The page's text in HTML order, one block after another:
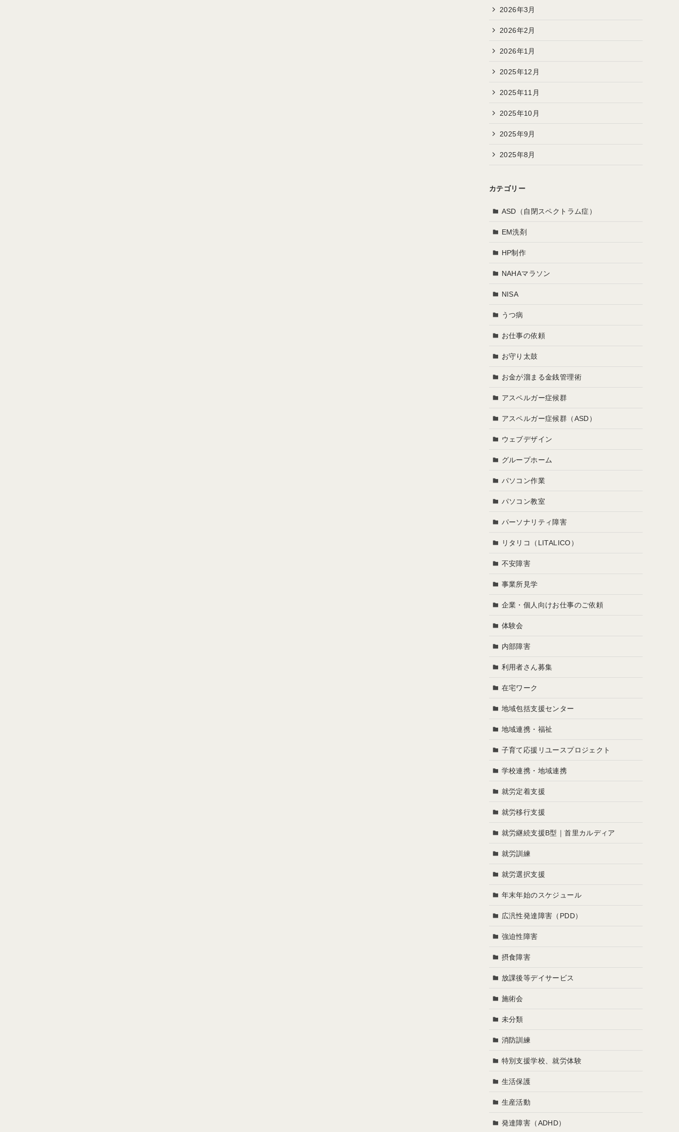
2026年3月
2026年2月
2026年1月
2025年12月
2025年11月
2025年10月
2025年9月
2025年8月
カテゴリー
ASD（自閉スペクトラム症）
EM洗剤
HP制作
NAHAマラソン
NISA
うつ病
お仕事の依頼
お守り太鼓
お金が溜まる金銭管理術
アスペルガー症候群
アスペルガー症候群（ASD）
ウェブデザイン
グループホーム
パソコン作業
パソコン教室
パーソナリティ障害
リタリコ（LITALICO）
不安障害
事業所見学
企業・個人向けお仕事のご依頼
体験会
内部障害
利用者さん募集
在宅ワーク
地域包括支援センター
地域連携・福祉
子育て応援リユースプロジェクト
学校連携・地域連携
就労定着支援
就労移行支援
就労継続支援B型｜首里カルディア
就労訓練
就労選択支援
年末年始のスケジュール
広汎性発達障害（PDD）
強迫性障害
摂食障害
放課後等デイサービス
施術会
未分類
消防訓練
特別支援学校、就労体験
生活保護
生産活動
発達障害（ADHD）